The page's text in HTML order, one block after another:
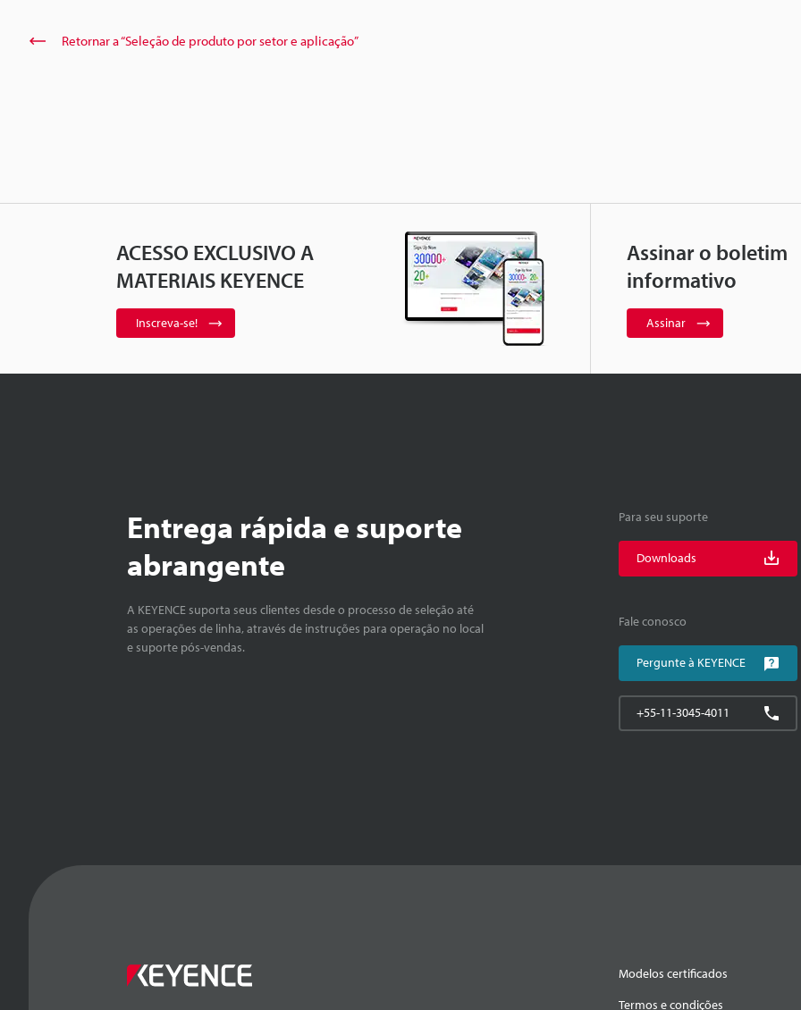
Retornar a “Seleção de produto por setor e aplicação”
ACESSO EXCLUSIVO A
MATERIAIS KEYENCE
Inscreva-se!
Assinar o boletim
informativo
Assinar
Entrega rápida e suporte
abrangente
A KEYENCE suporta seus clientes desde o processo de seleção até
as operações de linha, através de instruções para operação no local
e suporte pós-vendas.
Para seu suporte
Downloads
Fale conosco
Pergunte à KEYENCE
+55-11-3045-4011
Modelos certificados
Termos e condições